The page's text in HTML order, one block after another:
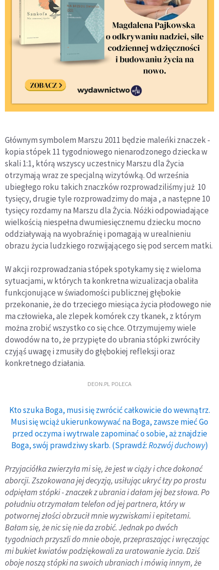
Głównym symbolem Marszu 2011 będzie maleńki znaczek -
kopia stópek 11 tygodniowego nienarodzonego dziecka w
skali 1:1, którą wszyscy uczestnicy Marszu dla Życia
otrzymają wraz ze specjalną wizytówką. Od września
ubiegłego roku takich znaczków rozprowadziliśmy już 10
tysięcy, drugie tyle rozprowadzimy do maja , a następne 10
tysięcy rozdamy na Marszu dla Życia. Nóżki odpowiadające
wielkością niespełna dwumiesięcznemu dziecku mocno
oddziaływają na wyobraźnię i pomagają w urealnieniu
obrazu życia ludzkiego rozwijającego się pod sercem matki.
W akcji rozprowadzania stópek spotykamy się z wieloma
sytuacjami, w których ta konkretna wizualizacja obaliła
funkcjonujące w świadomości publicznej głębokie
przekonanie, że do trzeciego miesiąca życia płodowego nie
ma człowieka, ale zlepek komórek czy tkanek, z którym
można zrobić wszystko co się chce. Otrzymujemy wiele
dowodów na to, że przypięte do ubrania stópki zwróciły
czyjąś uwagę i zmusiły do głębokiej refleksji oraz
konkretnego działania.
DEON.PL POLECA
Kto szuka Boga, musi się zwrócić całkowicie do wewnątrz.
Musi się wciąż ukierunkowywać na Boga, zawsze mieć Go
przed oczyma i wytrwale zapominać o sobie, aż znajdzie
Boga, swój prawdziwy skarb. (Sprawdź:Rozwój duchowy)
Przyjaciółka zwierzyła mi się, że jest w ciąży i chce dokonać
aborcji. Zszokowana jej decyzją, usiłując ukryć łzy po prostu
odpięłam stópki - znaczek z ubrania i dałam jej bez słowa. Po
południu otrzymałam telefon od jej partnera, który w
potwornej złości obrzucił mnie wyzwiskami i epitetami.
Bałam się, że nic się nie da zrobić. Jednak po dwóch
tygodniach przyszli do mnie oboje, przepraszając i wręczając
mi bukiet kwiatów podziękowali za uratowanie życia. Dziś
oboje noszą stópki na swoich ubraniach i mówią innym, że